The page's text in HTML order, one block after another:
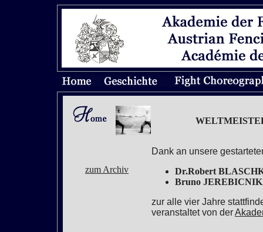
zum Archiv
Dank an unsere
Dr.Robert
Bruno JEREBICNIK
zur alle vier Jahre
veranstaltet von der